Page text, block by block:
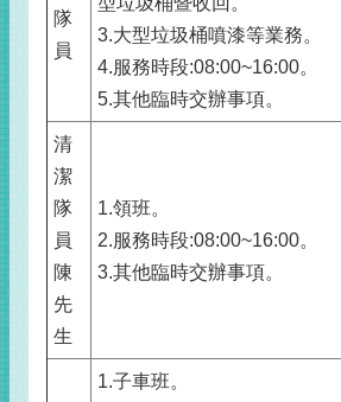
隊
員
3.大型垃圾桶噴漆等業務。
4.服務時段:08:00~16:00。
5.其他臨時交辦事項。
清
潔
隊
員
陳
先
生
1.領班。
2.服務時段:08:00~16:00。
3.其他臨時交辦事項。
1.子車班。